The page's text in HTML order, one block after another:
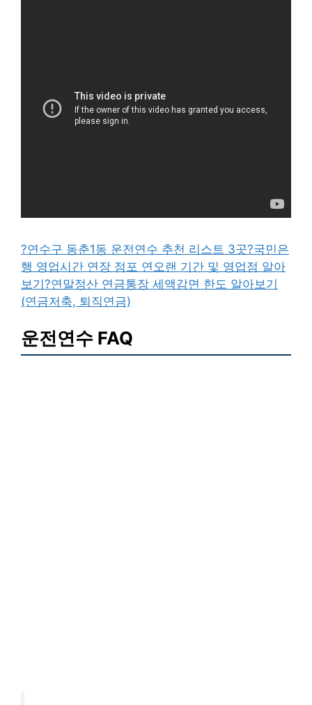
?연수구 동춘1동 운전연수 추천 리스트 3곳?국민은
행 영업시간 연장 점포 연오랜 기간 및 영업점 알아
보기?연말정산 연금통장 세액감면 한도 알아보기
(연금저축, 퇴직연금)
운전연수 FAQ